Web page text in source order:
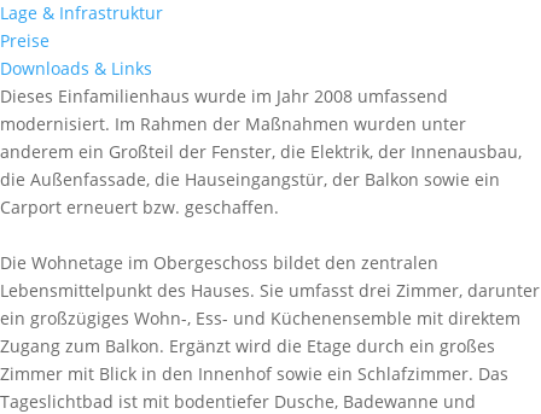
Lage & Infrastruktur
Preise
Downloads & Links
Dieses Einfamilienhaus wurde im Jahr 2008 umfassend
modernisiert. Im Rahmen der Maßnahmen wurden unter
anderem ein Großteil der Fenster, die Elektrik, der Innenausbau,
die Außenfassade, die Hauseingangstür, der Balkon sowie ein
Carport erneuert bzw. geschaffen.
Die Wohnetage im Obergeschoss bildet den zentralen
Lebensmittelpunkt des Hauses. Sie umfasst drei Zimmer, darunter
ein großzügiges Wohn-, Ess- und Küchenensemble mit direktem
Zugang zum Balkon. Ergänzt wird die Etage durch ein großes
Zimmer mit Blick in den Innenhof sowie ein Schlafzimmer. Das
Tageslichtbad ist mit bodentiefer Dusche, Badewanne und